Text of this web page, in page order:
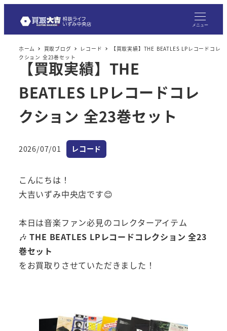
メニュー
ホーム 買取ブログ レコード
【買取実績】THE BEATLES LPレコードコレ
クション 全23巻セット
【買取実績】THE
BEATLES LPレコードコレ
クション 全23巻セット
投稿日
2026/07/01 カテゴリー
レコード
こんにちは！
大吉いずみ中央店です😊
本日は音楽ファン必見のコレクターアイテム
🎶THE BEATLES LPレコードコレクション 全23
巻セット
をお買取りさせていただきました！